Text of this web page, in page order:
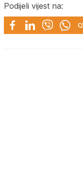
Podijeli vijest na: